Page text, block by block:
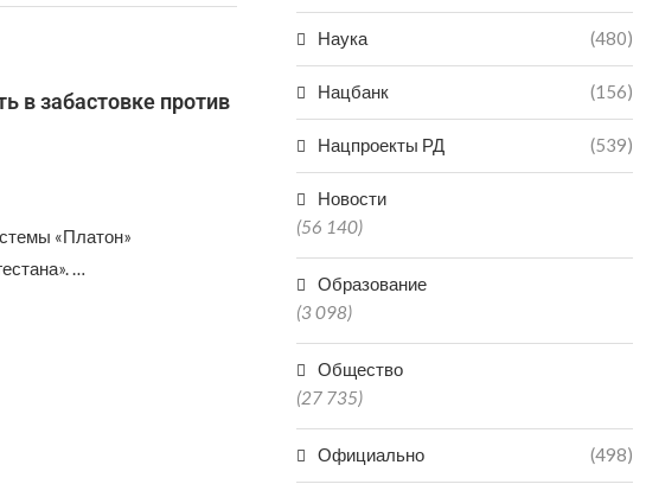
в забастовке против
«Платон»
…
Наука (480)
Нацбанк (156)
Нацпроекты РД (539)
Новости
(56 140)
Образование
(3 098)
Общество
(27 735)
Официально (498)